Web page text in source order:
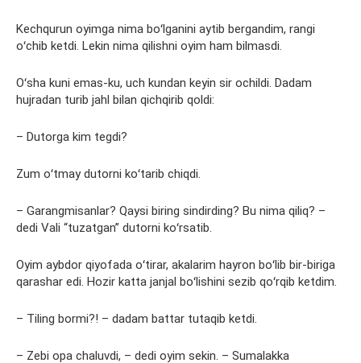
Kechqurun oyimga nima boʻlganini aytib bergandim, rangi
oʻchib ketdi. Lekin nima qilishni oyim ham bilmasdi.
Oʻsha kuni emas-ku, uch kundan keyin sir ochildi. Dadam
hujradan turib jahl bilan qichqirib qoldi:
– Dutorga kim tegdi?
Zum oʻtmay dutorni koʻtarib chiqdi.
– Garangmisanlar? Qaysi biring sindirding? Bu nima qiliq? –
dedi Vali “tuzatgan” dutorni koʻrsatib.
Oyim aybdor qiyofada oʻtirar, akalarim hayron boʻlib bir-biriga
qarashar edi. Hozir katta janjal boʻlishini sezib qoʻrqib ketdim.
– Tiling bormi?! – dadam battar tutaqib ketdi.
– Zebi opa chaluvdi, – dedi oyim sekin. – Sumalakka